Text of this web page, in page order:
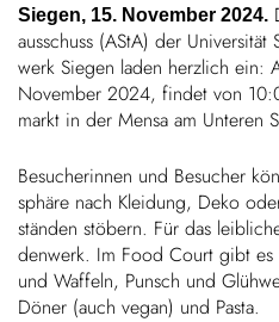
Down­loads
Karriere
News
Kontakt
Siegen, 15. November 2024.
aus­schuss (AStA) der
werk Siegen laden herz­lich ein:
November 2024, findet von
markt in der Mensa am Unteren
Besu­che­rinnen und Besu­cher
sphäre nach Klei­dung, Deko
ständen stöbern. Für das
den­werk. Im Food Court gibt es
und Waffeln, Punsch und
Döner (auch vegan) und Pasta.